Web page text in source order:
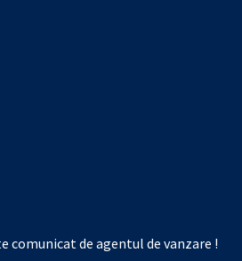
comunicat de agentul de vanzare !